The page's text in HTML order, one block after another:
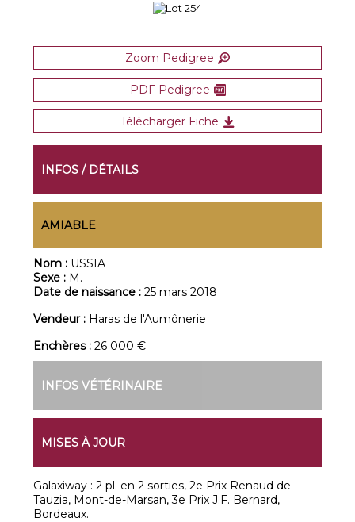
Zoom Pedigree
PDF Pedigree
Télécharger Fiche
INFOS / DÉTAILS
AMIABLE
Nom : USSIA
Sexe : M.
Date de naissance :25 mars 2018
Vendeur : Haras de l'Aumônerie
Enchères :26 000 €
INFOS VÉTÉRINAIRE
MISES À JOUR
Galaxiway : 2 pl. en 2 sorties, 2e Prix Renaud de
Tauzia, Mont-de-Marsan, 3e Prix J.F. Bernard,
Bordeaux.